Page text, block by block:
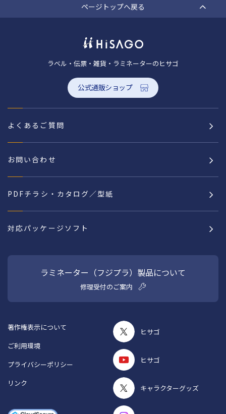
ページトップへ戻る
ラベル・伝票・雑貨・ラミネーターのヒサゴ
公式通販ショップ
よくあるご質問
お問い合わせ
PDFチラシ・カタログ／型紙
対応パッケージソフト
ラミネーター（フジプラ）製品について
修理受付のご案内
ヒサゴ
ヒサゴ
キャラクターグッズ
著作権表示について
ご利用環境
プライバシーポリシー
リンク